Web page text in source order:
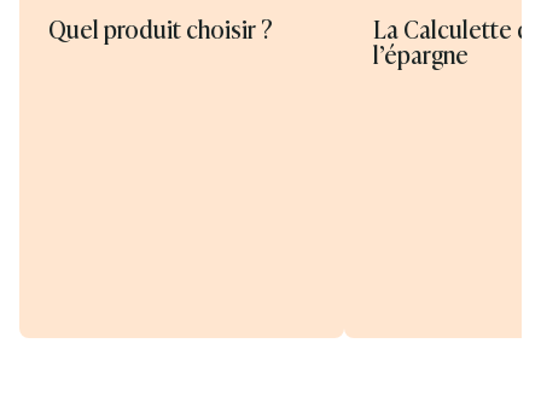
Quel produit choisir ? La Calculette
l’épargne